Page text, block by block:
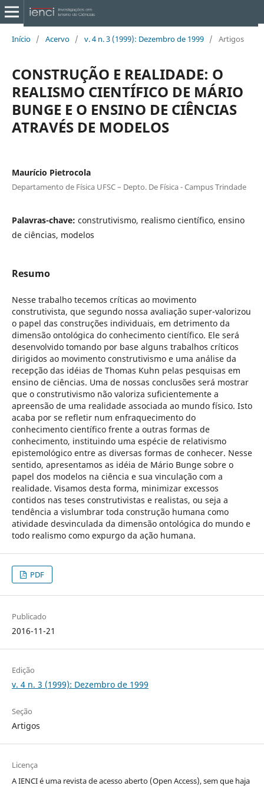
Início / Acervo / v. 4 n. 3 (1999): Dezembro de 1999 / Artigos
CONSTRUÇÃO E REALIDADE: O
REALISMO CIENTÍFICO DE MÁRIO
BUNGE E O ENSINO DE CIÊNCIAS
ATRAVÉS DE MODELOS
Maurício Pietrocola
Departamento de Física UFSC – Depto. De Física - Campus Trindade
Palavras-chave: construtivismo, realismo científico, ensino
de ciências, modelos
Resumo
Nesse trabalho tecemos críticas ao movimento
construtivista, que segundo nossa avaliação super-valorizou
o papel das construções individuais, em detrimento da
dimensão ontológica do conhecimento científico. Ele será
desenvolvido tomando por base alguns trabalhos críticos
dirigidos ao movimento construtivismo e uma análise da
recepção das idéias de Thomas Kuhn pelas pesquisas em
ensino de ciências. Uma de nossas conclusões será mostrar
que o construtivismo não valoriza suficientemente a
apreensão de uma realidade associada ao mundo físico. Isto
acaba por se refletir num enfraquecimento do
conhecimento científico frente a outras formas de
conhecimento, instituindo uma espécie de relativismo
epistemológico entre as diversas formas de conhecer. Nesse
sentido, apresentamos as idéia de Mário Bunge sobre o
papel dos modelos na ciência e sua vinculação com a
realidade. Visamos desta forma, minimizar excessos
contidos nas teses construtivistas e realistas, ou seja a
tendência a vislumbrar toda construção humana como
atividade desvinculada da dimensão ontológica do mundo e
todo realismo como expurgo da ação humana.
PDF
Publicado
2016-11-21
Edição
v. 4 n. 3 (1999): Dezembro de 1999
Seção
Artigos
Licença
A IENCI é uma revista de acesso aberto (Open Access), sem que haja